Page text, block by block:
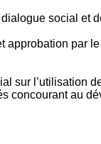
social et
par
sur
au